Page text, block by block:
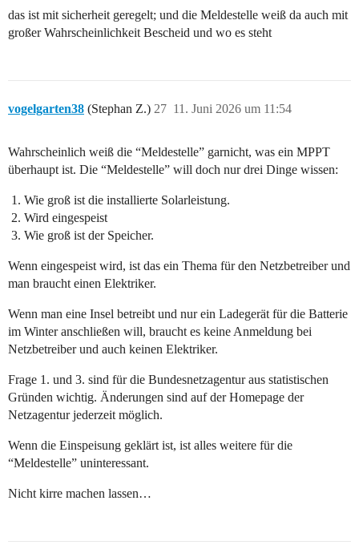
das ist mit sicherheit geregelt; und die Meldestelle weiß da auch mit
großer Wahrscheinlichkeit Bescheid und wo es steht
vogelgarten38 (Stephan Z.) 11. Juni 2026 um 11:54
27
Wahrscheinlich weiß die “Meldestelle” garnicht, was ein MPPT
überhaupt ist. Die “Meldestelle” will doch nur drei Dinge wissen:
Wie groß ist die installierte Solarleistung.
Wird eingespeist
Wie groß ist der Speicher.
Wenn eingespeist wird, ist das ein Thema für den Netzbetreiber und
man braucht einen Elektriker.
Wenn man eine Insel betreibt und nur ein Ladegerät für die Batterie
im Winter anschließen will, braucht es keine Anmeldung bei
Netzbetreiber und auch keinen Elektriker.
Frage 1. und 3. sind für die Bundesnetzagentur aus statistischen
Gründen wichtig. Änderungen sind auf der Homepage der
Netzagentur jederzeit möglich.
Wenn die Einspeisung geklärt ist, ist alles weitere für die
“Meldestelle” uninteressant.
Nicht kirre machen lassen…